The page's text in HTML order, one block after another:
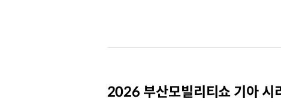
2026 부산모빌리티쇼 기아 시